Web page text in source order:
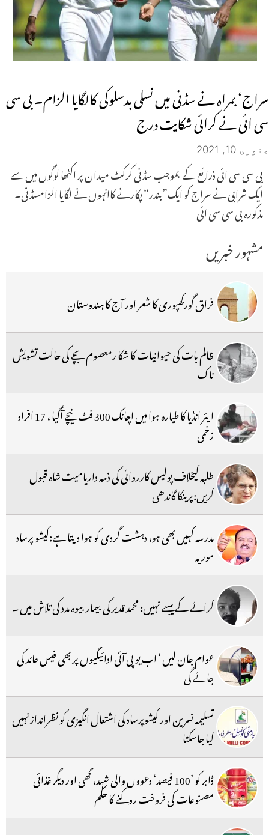
سراج‘ بمراہ نے سڈنی میں نسلی بدسلوکی کالگایا الزام۔ بی سی
سی ائی نے کرائی شکایت درج
جنوری 10, 2021
بی سی سی ائی ذرائع کے بموجب سڈنی کرکٹ میدان پر اکٹھا لوگوں میں سے
ایک شرابی نے سراج کو ایک”بندر“ پکارنے کاانہوں نے لگایا الزامسڈنی۔
مذکورہ بی سی سی ائی
مشہور خبریں
فراق گورکھپوری کا شعر اور آج کا ہندوستان
ظالم بات کی حیوانیات کا شکا رمعصوم بچے کی حالت تشویش
ناک
ایئر انڈیا کا طیارہ ہوا میں اچانک 300 فٹ نیچے آگیا ، 17 افراد
زخمی
طلبہ کیخلاف پولیس کارروائی کی ذمہ داریامیت شاہ قبول
کریں:پرینکا گاندھی
مدرسہ کہیں بھی ہو، دہشت گردی کو ہوا دیتا ہے:کیشو پرساد
موریہ
کرائے کے پیسے نہیں: محمد قدیر کی بیمار بیوہ مدد کی تلاش میں ۔
عوام جان لیں ‘ اب یو پی آئی ادائیگیوں پر بھی فیس عائد کی
جائے گی
تسلیمہ نسرین اور کیشوپرساد کی اشتعال انگیزی کو نظرانداز نہیں
کیا جاسکتا
ڈابر کو ’100 فیصد‘ دعووں والی شہد، گھی اور دیگر غذائی
مصنوعات کی فروخت روکنے کا حکم